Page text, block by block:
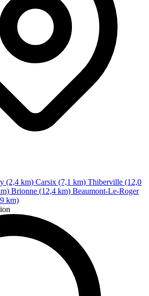
(2,4 km) Carsix (7,1 km) Thiberville (12,0
Brionne (12,4 km) Beaumont-Le-Roger
km)